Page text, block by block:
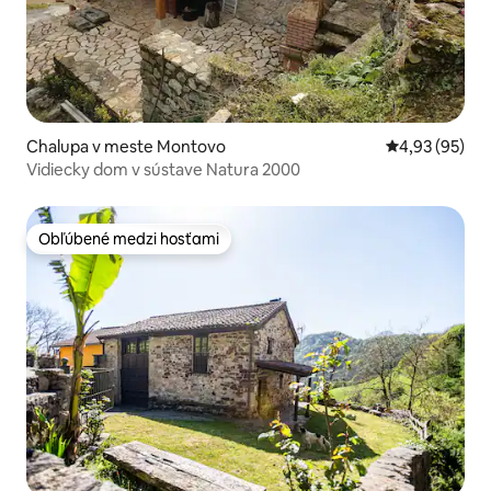
Chalupa v meste Montovo Priemerné
4,93 (95)
Vidiecky dom v sústave Natura 2000
Obľúbené medzi hosťami
Obľúbené medzi hosťami